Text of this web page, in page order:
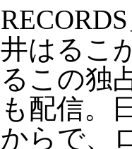
井はるこ
るこの独
も配信。
からで、